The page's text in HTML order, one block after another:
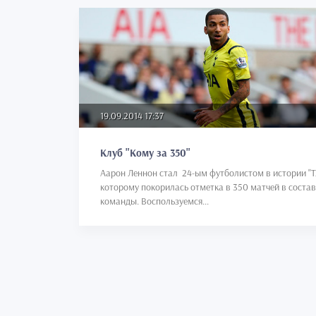
19.09.2014 17:37
Клуб "Кому за 350"
Аарон Леннон стал 24-ым футболистом в истории
которому покорилась отметка в 350 матчей в
команды. Воспользуемся...